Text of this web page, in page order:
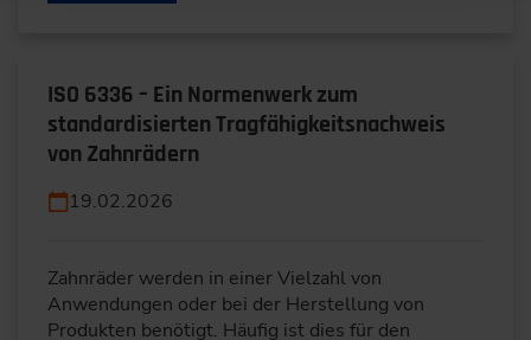
ISO 6336 – Ein Normenwerk zum
standardisierten Tragfähigkeitsnachweis
von Zahnrädern
19.02.2026
Zahnräder werden in einer Vielzahl von
Anwendungen oder bei der Herstellung von
Produkten benötigt. Häufig ist dies für den